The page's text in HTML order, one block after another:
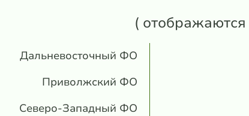
(
Дальневосточный ФО
Приволжский ФО
Северо-Западный ФО